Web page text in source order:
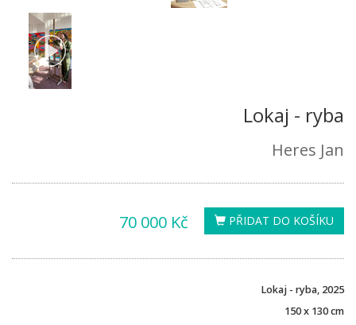
Lokaj - ryba
Heres Jan
PŘIDAT DO KOŠÍKU
70 000 Kč
Lokaj - ryba, 2025
150 x 130 cm